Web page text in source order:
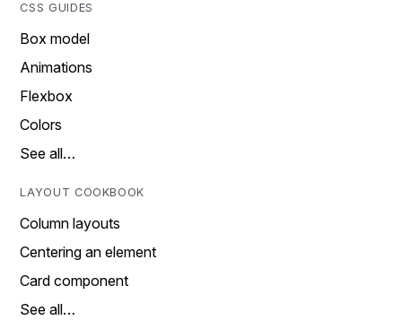
CSS GUIDES
Box model
Animations
Flexbox
Colors
See all…
LAYOUT COOKBOOK
Column layouts
Centering an element
Card component
See all…